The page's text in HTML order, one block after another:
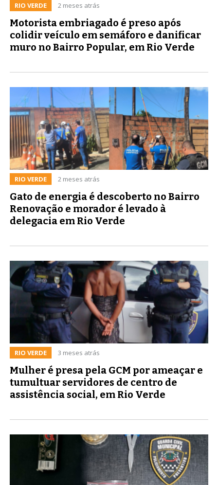
RIO VERDE 2 meses atrás
Motorista embriagado é preso após
colidir veículo em semáforo e danificar
muro no Bairro Popular, em Rio Verde
RIO VERDE 2 meses atrás
Gato de energia é descoberto no Bairro
Renovação e morador é levado à
delegacia em Rio Verde
RIO VERDE 3 meses atrás
Mulher é presa pela GCM por ameaçar e
tumultuar servidores de centro de
assistência social, em Rio Verde